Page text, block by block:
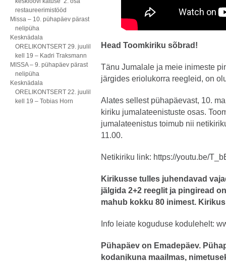
restaureerimistööd
Missa – 10. pühapäev pärast
nelipüha
Kesknädala
ORELIKONTSERT 29. juulil
kell 19 – Kadri Traksmann
MISSA – 9. pühapäev pärast
nelipüha
Kesknädala
ORELIKONTSERT 22. juulil
kell 19 – Tobias Horn
Head Toomkiriku sõbrad!
Tänu Jumalale ja meie inimeste
järgides eriolukorra reegleid, on
Alates sellest pühapäevast, 10.
kiriku jumalateenistuste osas.
jumalateenistus toimub nii
11.00.
Netikiriku link: https://youtu.be/
Kirikusse tulles juhendavad
jälgida 2+2 reeglit ja pingiread
mahub kokku 80 inimest.
Info leiate koguduse kodulehelt:
Pühapäev on Emadepäev.
kodanikuna maailmas,